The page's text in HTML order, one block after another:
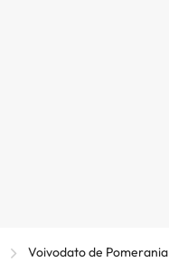
Voivodato de Pomerania